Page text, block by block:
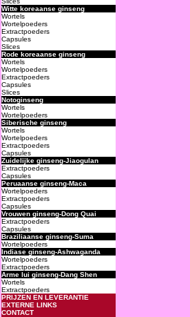
Witte koreaanse ginseng
Wortels
Wortelpoeders
Extractpoeders
Capsules
Slices
Rode koreaanse ginseng
Wortels
Wortelpoeders
Extractpoeders
Capsules
Slices
Notoginseng
Wortels
Wortelpoeders
Siberische ginseng
Wortels
Wortelpoeders
Extractpoeders
Capsules
Zuidelijke ginseng-Jiaogulan
Extractpoeders
Capsules
Peruaanse ginseng-Maca
Wortelpoeders
Extractpoeders
Capsules
Vrouwen ginseng-Dong Quai
Extractpoeders
Capsules
Braziliaanse ginseng-Suma
Wortelpoeders
Indiase ginseng-Ashwaganda
Wortelpoeders
Extractpoeders
Arme lui ginseng-Dang Shen
Wortels
Extractpoeders
PRIJZEN EN LEVERANTIE
EXTERNE LINKS
CONTACT